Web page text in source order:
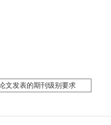
文发表的期刊级别要求